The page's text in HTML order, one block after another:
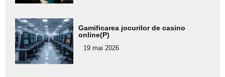
Adaugă
aici textul
pentru
subtitlu
Gamificarea jocurilor de casino
online(P)
19 mai 2026